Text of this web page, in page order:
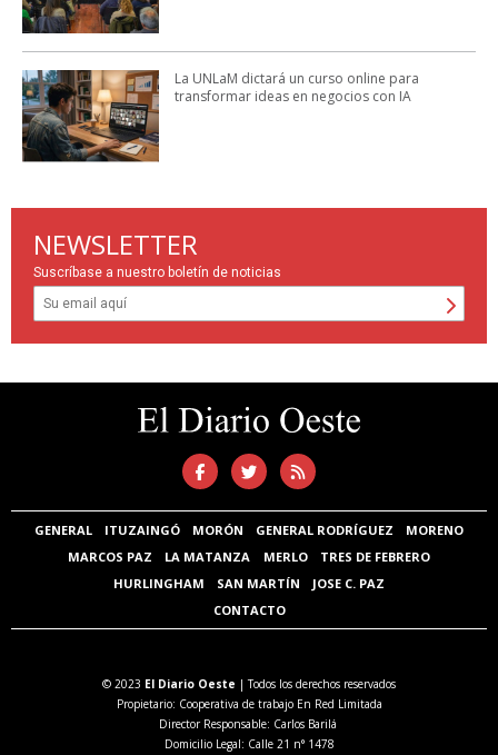
La UNLaM dictará un curso online para
transformar ideas en negocios con IA
NEWSLETTER
Suscríbase a nuestro boletín de noticias
GENERAL ITUZAINGÓ MORÓN GENERAL RODRÍGUEZ
MORENO
MARCOS PAZ
LA MATANZA MERLO
TRES DE FEBRERO
HURLINGHAM
SAN MARTÍN
JOSE C. PAZ
CONTACTO
© 2023 El Diario Oeste | Todos los derechos reservados
Propietario: Cooperativa de trabajo En Red Limitada
Director Responsable: Carlos Barilá
Domicilio Legal: Calle 21 n° 1478